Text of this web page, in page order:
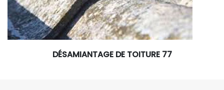
DÉSAMIANTAGE DE TOITURE 77